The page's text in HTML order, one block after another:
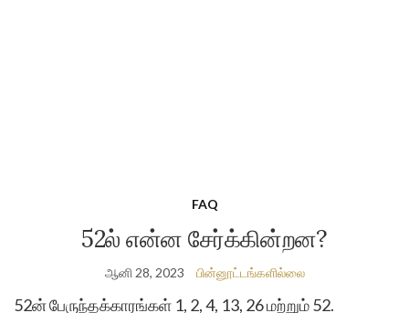
FAQ
52ல் என்ன சேர்க்கின்றன?
ஆனி 28, 2023 பின்னூட்டங்களில்லை
52ன் பேருந்தக்காரங்கள் 1, 2, 4, 13, 26 மற்றும் 52.